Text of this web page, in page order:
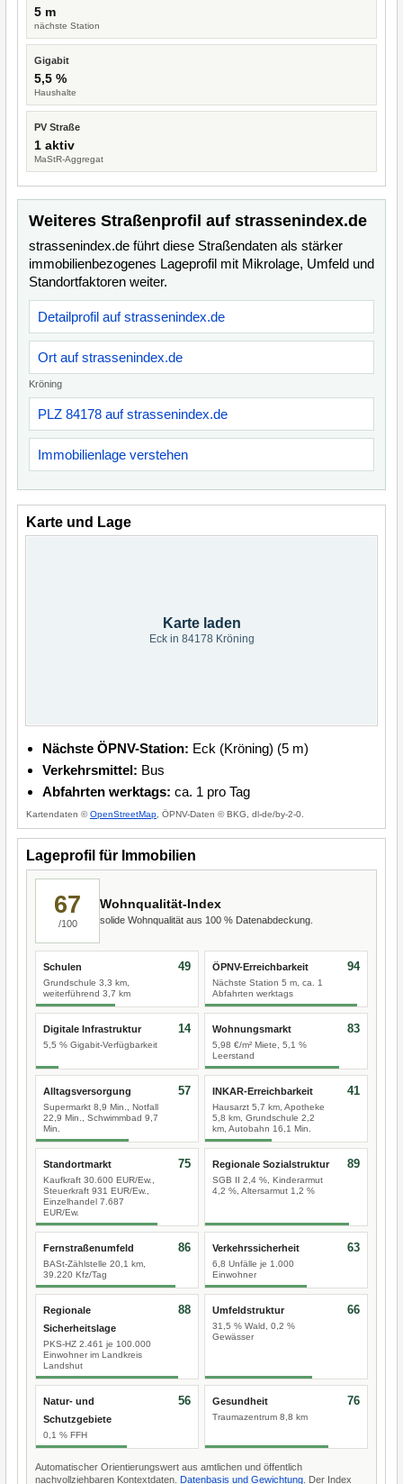
5 m
nächste Station
Gigabit
5,5 %
Haushalte
PV Straße
1 aktiv
MaStR-Aggregat
Weiteres Straßenprofil auf strassenindex.de
strassenindex.de führt diese Straßendaten als stärker
immobilienbezogenes Lageprofil mit Mikrolage, Umfeld und
Standortfaktoren weiter.
Detailprofil auf strassenindex.de
Ort auf strassenindex.de
Kröning
PLZ 84178 auf strassenindex.de
Immobilienlage verstehen
Karte und Lage
Karte laden
Eck in 84178 Kröning
Nächste ÖPNV-Station: Eck (Kröning) (5 m)
Verkehrsmittel: Bus
Abfahrten werktags: ca. 1 pro Tag
Kartendaten ©OpenStreetMap , ÖPNV-Daten © BKG, dl-de/by-2-0.
Lageprofil für Immobilien
67
/100
Wohnqualität-Index
solide Wohnqualität aus 100 % Datenabdeckung.
Schulen
Grundschule 3,3 km,
weiterführend 3,7 km
49 ÖPNV-Erreichbarkeit
Nächste Station 5 m, ca. 1
Abfahrten werktags
94
Digitale Infrastruktur
5,5 % Gigabit-Verfügbarkeit
14 Wohnungsmarkt
5,98 €/m² Miete, 5,1 %
Leerstand
83
Alltagsversorgung
Supermarkt 8,9 Min., Notfall
22,9 Min., Schwimmbad 9,7
Min.
57 INKAR-Erreichbarkeit
Hausarzt 5,7 km, Apotheke
5,8 km, Grundschule 2,2
km, Autobahn 16,1 Min.
41
Standortmarkt
Kaufkraft 30.600 EUR/Ew.,
Steuerkraft 931 EUR/Ew.,
Einzelhandel 7.687
EUR/Ew.
75 Regionale Sozialstruktur
SGB II 2,4 %, Kinderarmut
4,2 %, Altersarmut 1,2 %
89
Fernstraßenumfeld
BASt-Zählstelle 20,1 km,
39.220 Kfz/Tag
86 Verkehrssicherheit
6,8 Unfälle je 1.000
Einwohner
63
Regionale
Sicherheitslage
PKS-HZ 2.461 je 100.000
Einwohner im Landkreis
Landshut
88 Umfeldstruktur
31,5 % Wald, 0,2 %
Gewässer
66
Natur- und
Schutzgebiete
0,1 % FFH
56 Gesundheit
Traumazentrum 8,8 km
76
Automatischer Orientierungswert aus amtlichen und öffentlich
nachvollziehbaren Kontextdaten. Datenbasis und Gewichtung . Der Index